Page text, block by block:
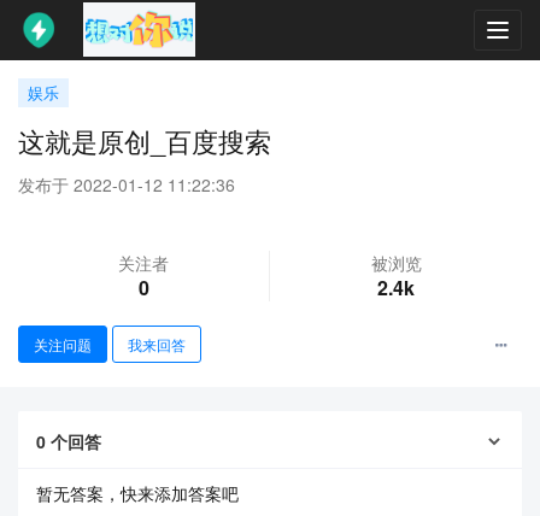
娱乐
这就是原创_百度搜索
发布于 2022-01-12 11:22:36
关注者
0
被浏览
2.4k
关注问题 我来回答
0 个回答
暂无答案，快来添加答案吧